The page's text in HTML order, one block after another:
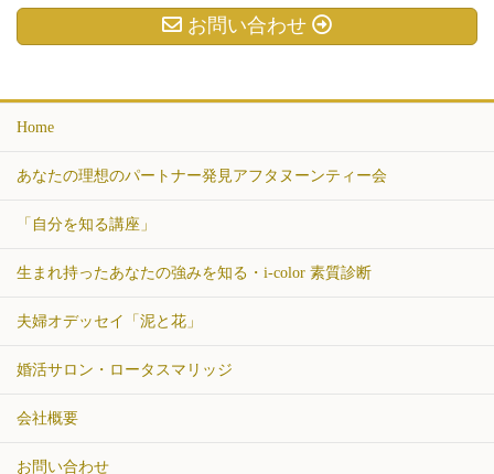
お問い合わせ
Home
あなたの理想のパートナー発見アフタヌーンティー会
「自分を知る講座」
生まれ持ったあなたの強みを知る・i-color 素質診断
夫婦オデッセイ「泥と花」
婚活サロン・ロータスマリッジ
会社概要
お問い合わせ